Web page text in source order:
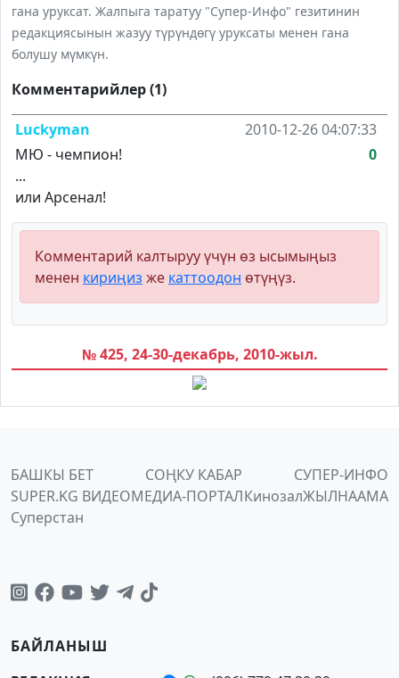
гана уруксат. Жалпыга таратуу "Супер-Инфо" гезитинин
редакциясынын жазуу түрүндөгү уруксаты менен гана
болушу мүмкүн.
Комментарийлер (1)
Luckyman
2010-12-26 04:07:33
МЮ - чемпион!
...
или Арсенал!
0
Комментарий калтыруу үчүн өз ысымыңыз
менен кириңиз же каттоодон өтүңүз.
№ 425, 24-30-декабрь, 2010-жыл.
БАШКЫ БЕТ СОҢКУ КАБАР
СУПЕР-ИНФО
SUPER.KG ВИДЕОМЕДИА-ПОРТАЛКинозалЖЫЛНААМА
Суперстан
БАЙЛАНЫШ